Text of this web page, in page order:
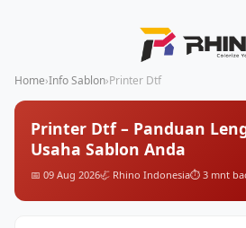
Home›Info Sablon›Printer Dtf
Printer Dtf – Panduan
Usaha Sablon Anda
📅 09 Aug 2026🦏 Rhino Indonesia⏱️ 3 mnt